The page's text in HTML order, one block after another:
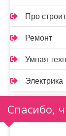
Про
Ремонт
Умная
Электрика
Спасибо,